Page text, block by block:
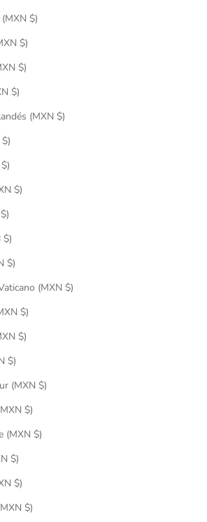
Cabo Verde (MXN $)
Camboya (MXN $)
Camerún (MXN $)
Canadá (MXN $)
Caribe neerlandés (MXN $)
Catar (MXN $)
Chad (MXN $)
Chequia (MXN $)
Chile (MXN $)
China (MXN $)
Chipre (MXN $)
Ciudad del Vaticano (MXN $)
Colombia (MXN $)
Comoras (MXN $)
Congo (MXN $)
Corea del Sur (MXN $)
Costa Rica (MXN $)
Côte d’Ivoire (MXN $)
Croacia (MXN $)
Curazao (MXN $)
Dinamarca (MXN $)